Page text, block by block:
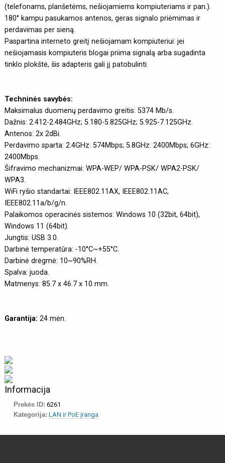
(telefonams, planšetėms, nešiojamiems kompiuteriams ir pan.).
180° kampu pasukamos antenos, geras signalo priėmimas ir
perdavimas per sieną.
Paspartina interneto greitį nešiojamam kompiuteriui: jei
nešiojamasis kompiuteris blogai priima signalą arba sugadinta
tinklo plokštė, šis adapteris gali jį patobulinti.
Techninės savybės:
Maksimalus duomenų perdavimo greitis: 5374 Mb/s.
Dažnis: 2.412-2.484GHz; 5.180-5.825GHz; 5.925-7.125GHz.
Antenos: 2x 2dBi.
Perdavimo sparta: 2.4GHz: 574Mbps; 5.8GHz: 2400Mbps; 6GHz:
2400Mbps.
Šifravimo mechanizmai: WPA-WEP/ WPA-PSK/ WPA2-PSK/
WPA3.
WiFi ryšio standartai: IEEE802.11AX, IEEE802.11AC,
IEEE802.11a/b/g/n.
Palaikomos operacinės sistemos: Windows 10 (32bit, 64bit),
Windows 11 (64bit).
Jungtis: USB 3.0.
Darbinė temperatūra: -10°C~+55°C.
Darbinė drėgmė: 10~90%RH.
Spalva: juoda.
Matmenys: 85.7 x 46.7 x 10 mm.
Garantija: 24 mėn.
Informacija
Prekės ID: 6261
Kategorija: LAN ir PoE įranga